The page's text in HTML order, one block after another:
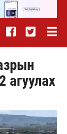
агуулах